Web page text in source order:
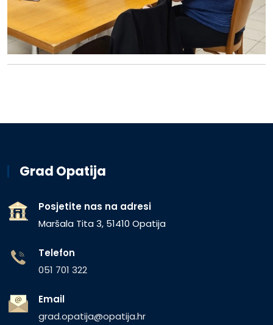
Grad Opatija
Posjetite nas na adresi
Maršala Tita 3, 51410 Opatija
Telefon
051 701 322
Email
grad.opatija@opatija.hr